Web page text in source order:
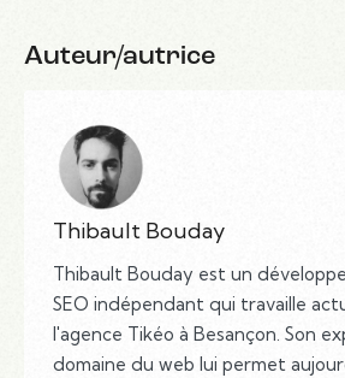
Auteur/autrice
Thibault Bouday
Thibault Bouday est un
SEO indépendant qui travaille
l'agence Tikéo à Besançon. Son
domaine du web lui permet